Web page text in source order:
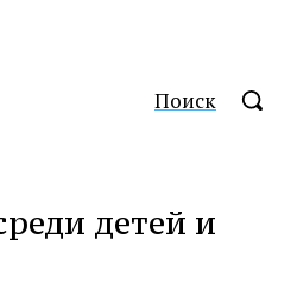
Поиск
детей и